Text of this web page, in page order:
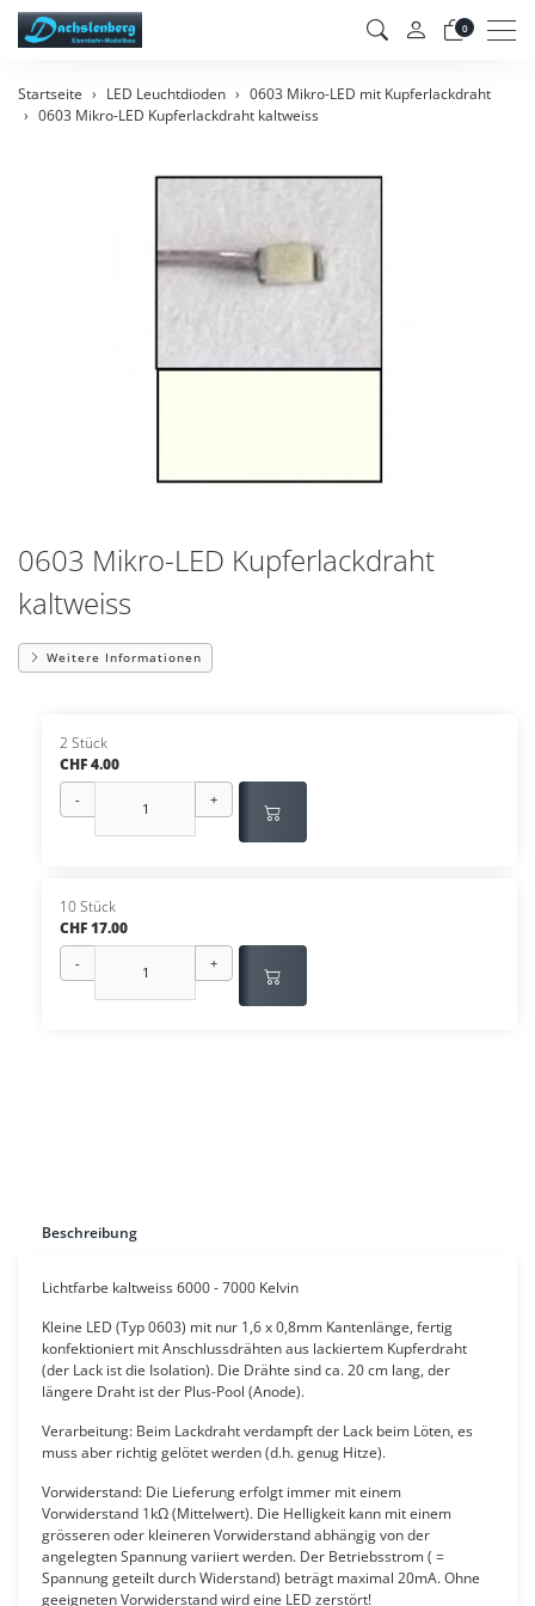
0
Startseite LED Leuchtdioden
0603 Mikro-LED mit Kupferlackdraht
0603 Mikro-LED Kupferlackdraht kaltweiss
0603 Mikro-LED Kupferlackdraht
kaltweiss
Weitere Informationen
2 Stück
CHF 4.00
- +
10 Stück
CHF 17.00
- +
Beschreibung
Lichtfarbe kaltweiss 6000 - 7000 Kelvin
Kleine LED (Typ 0603) mit nur 1,6 x 0,8mm Kantenlänge, fertig
konfektioniert mit Anschlussdrähten aus lackiertem Kupferdraht
(der Lack ist die Isolation). Die Drähte sind ca. 20 cm lang, der
längere Draht ist der Plus-Pool (Anode).
Verarbeitung: Beim Lackdraht verdampft der Lack beim Löten, es
muss aber richtig gelötet werden (d.h. genug Hitze).
Vorwiderstand: Die Lieferung erfolgt immer mit einem
Vorwiderstand 1kΩ (Mittelwert). Die Helligkeit kann mit einem
grösseren oder kleineren Vorwiderstand abhängig von der
angelegten Spannung variiert werden. Der Betriebsstrom ( =
Spannung geteilt durch Widerstand) beträgt maximal 20mA. Ohne
geeigneten Vorwiderstand wird eine LED zerstört!